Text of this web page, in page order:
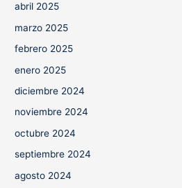
abril 2025
marzo 2025
febrero 2025
enero 2025
diciembre 2024
noviembre 2024
octubre 2024
septiembre 2024
agosto 2024